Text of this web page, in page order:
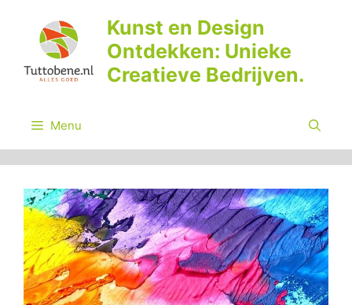
inhoud
Kunst en Design
Ontdekken: Unieke
Creatieve Bedrijven.
Menu